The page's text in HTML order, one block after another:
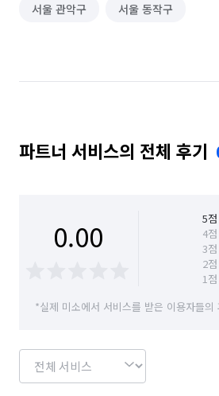
서울 관악구 서울 동작구
파트너 서비스의 전체 후기
0.00 5점
4점
3점
2점
1점
*실제 미소에서 서비스를 받은 이용자들의